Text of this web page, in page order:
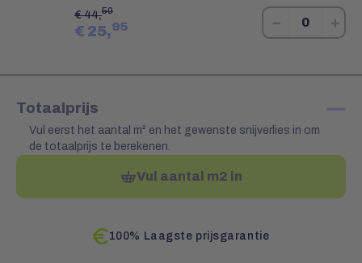
€44,50
€ 25,95 − +
Totaalprijs —
Vul eerst het aantal m² en het gewenste snijverlies in om
de totaalprijs te berekenen.
Vul aantal m2 in
100% Laagste prijsgarantie